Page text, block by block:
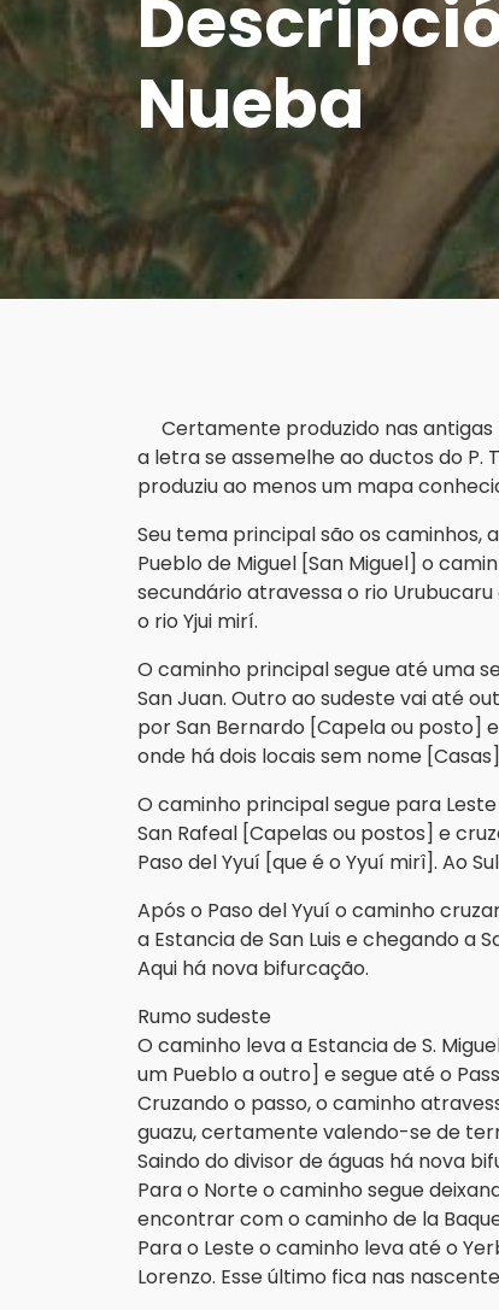
Nueba
Certamente produzido nas antigas
a letra se assemelhe ao ductos do P.
produziu ao menos um mapa
Seu tema principal são os caminhos,
Pueblo de Miguel [San Miguel] o
secundário atravessa o rio
o rio Yjui mirí.
O caminho principal segue até uma
San Juan. Outro ao sudeste vai até
por San Bernardo [Capela ou posto]
onde há dois locais sem nome [Casas]
O caminho principal segue para
San Rafeal [Capelas ou postos] e
Paso del Yyuí [que é o Yyuí mirî]. Ao
Após o Paso del Yyuí o caminho
a Estancia de San Luis e chegando a
Aqui há nova bifurcação.
Rumo sudeste
O caminho leva a Estancia de S.
um Pueblo a outro] e segue até o
Cruzando o passo, o caminho
guazu, certamente valendo-se de
Saindo do divisor de águas há nova
Para o Norte o caminho segue
encontrar com o caminho de la
Para o Leste o caminho leva até o
Lorenzo. Esse último fica nas